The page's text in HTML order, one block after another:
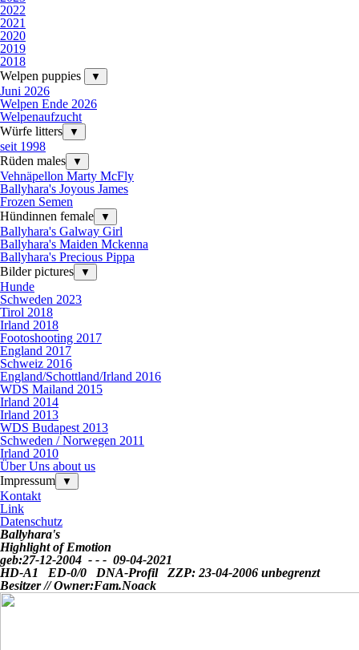
2022
2021
2020
2019
2018
Welpen puppies
▼
Juni 2026
Welpen Ende 2026
Welpenaufzucht
Würfe litters
▼
seit 1998
Rüden males
▼
Vehnäpellon Marty McFly
Ballyhara's Joyous James
Frozen Semen
Hündinnen female
▼
Ballyhara's Galway Girl
Ballyhara's Maiden Mckenna
Ballyhara's Precious Pippa
Bilder pictures
▼
Hunde
Schweden 2023
Tirol 2018
Irland 2018
Footoshooting 2017
England 2017
Schweiz 2016
England/Schottland/Irland 2016
WDS Mailand 2015
Irland 2014
Irland 2013
WDS Budapest 2013
Schweden / Norwegen 2011
Irland 2010
Über Uns about us
Impressum
▼
Kontakt
Link
Datenschutz
Ballyhara's
Highlight of Emotion
geb:27-12-2004 - - - 09-04-2021
HD-A1 ED-0/0 DNA-Profil ZZP: 23-04-2006 unbegrenzt
Besitzer // Owner:Fam.Noack